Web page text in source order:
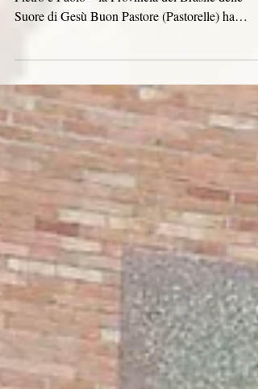
Il 28 giugno 2026 – Solennità dei Santi Apostoli
Pietro e Paolo – la Provincia del Brasile delle
nuova sede provinciale a San Paolo. Questo
ha segnato una tappa fondamentale nel cammino
iniziato con l'unificazione delle due precedenti
province brasiliane nell'unica Provincia del
La nostra Regola di Vita definisce la sede
provinciale come l'unione di tutte le comunità del